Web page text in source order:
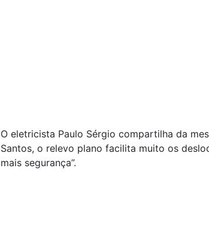
O eletricista Paulo Sérgio compartilha da
Santos, o relevo plano facilita muito os
mais segurança”.